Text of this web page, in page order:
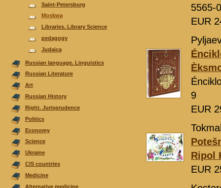
Saint-Petersburg
Moskwa
Libraries. Library Science
pedagogy
Judaica
Russian language. Linguistics
Russian Literature
Аrt
Russian History
Right. Jurisprudence
Politics
Economy
Science
Ukraine
CIS countries
Medicine
Alternative medicine
5565-0
EUR
9
EUR
Ripol
EUR